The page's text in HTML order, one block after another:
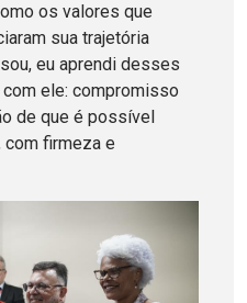
os valores que
sua trajetória
eu aprendi desses
ele: compromisso
de que é possível
firmeza e